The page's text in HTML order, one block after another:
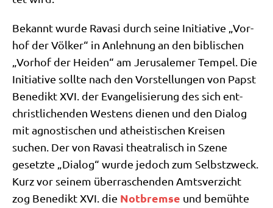
Bekannt wur­de Rava­si durch sei­ne Initia­ti­ve „Vor­
hof der Völ­ker“ in Anleh­nung an den bibli­schen
„Vor­hof der Hei­den“ am Jeru­sa­le­mer Tem­pel. Die
Initia­ti­ve soll­te nach den Vor­stel­lun­gen von Papst
Bene­dikt XVI. der Evan­ge­li­sie­rung des sich ent­
christ­li­chen­den Westens die­nen und den Dia­log
mit agno­sti­schen und athe­isti­schen Krei­sen
suchen. Der von Rava­si thea­tra­lisch in Sze­ne
gesetz­te „Dia­log“ wur­de jedoch zum Selbst­zweck.
Kurz vor sei­nem über­ra­schen­den Amts­ver­zicht
zog Bene­dikt XVI. die Not­brem­se und bemüh­te